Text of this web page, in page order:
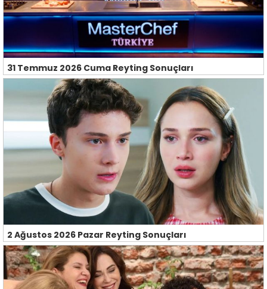
31 Temmuz 2026 Cuma Reyting Sonuçları
2 Ağustos 2026 Pazar Reyting Sonuçları